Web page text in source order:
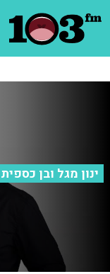
ינון מגל ובן כספית